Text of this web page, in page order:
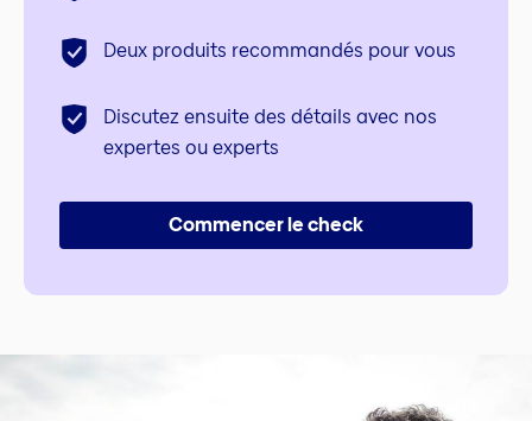
Deux produits recommandés pour vous
Discutez ensuite des détails avec nos
expertes ou experts
Commencer le check